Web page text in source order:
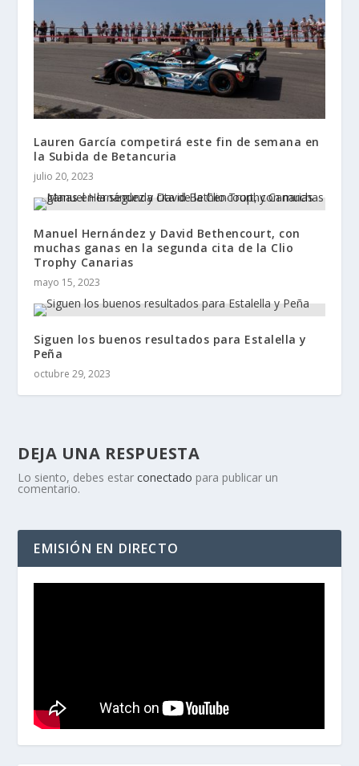
Lauren García competirá este fin de semana en
la Subida de Betancuria
julio 20, 2023
Manuel Hernández y David Bethencourt, con
muchas ganas en la segunda cita de la Clio
Trophy Canarias
mayo 15, 2023
Siguen los buenos resultados para Estalella y
Peña
octubre 29, 2023
DEJA UNA RESPUESTA
Lo siento, debes estarconectado para publicar un
comentario.
EMISIÓN EN DIRECTO